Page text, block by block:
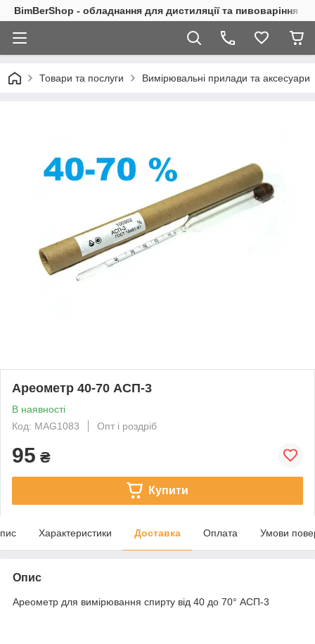
BimBerShop - обладнання для дистиляції та пивоваріння
Товари та послуги Вимірювальні прилади та аксесуари
Ареометр 40-70 АСП-3
В наявності
Код: MAG1083
Опт і роздріб
95 ₴
Купити
Характеристики Доставка Оплата Умови
Опис
Ареометр для вимірювання спирту від 40 до 70° АСП-3